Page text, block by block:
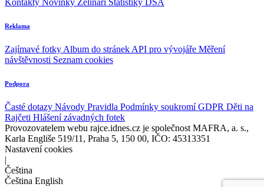
Kontakty Novinky Zelináři Statistiky DSA
Reklama
Zajímavé fotky Album do stránek API pro vývojáře Měření
návštěvnosti Seznam cookies
Podpora
Časté dotazy Návody Pravidla Podmínky soukromíGDPR Děti na
Rajčeti Hlášení závadných fotek
Provozovatelem webu rajce.idnes.cz je společnost MAFRA, a. s.,
Karla Engliše 519/11, Praha 5, 150 00, IČO: 45313351
Nastavení cookies
|
Čeština
Čeština English